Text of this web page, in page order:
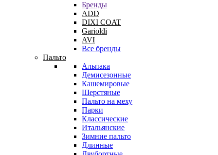
Бренды
ADD
DIXI COAT
Garioldi
AVI
Все бренды
Пальто
Альпака
Демисезонные
Кашемировые
Шерстяные
Пальто на меху
Парки
Классические
Итальянские
Зимние пальто
Длинные